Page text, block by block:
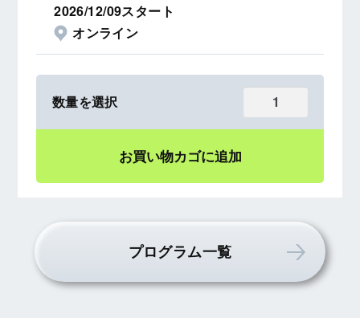
2026/12/09スタート
オンライン
お買い物カゴに追加
プログラム一覧